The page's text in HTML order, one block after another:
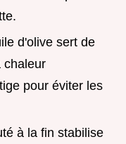
d'olive sert de
chaleur
pour éviter les
à la fin stabilise